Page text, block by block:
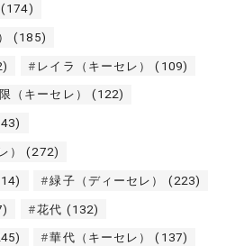
(174)
(185)
レイラ（キーセレ） (109)
（キーセレ） (122)
） (272)
緑子（ディーセレ） (223)
花代 (132)
華代（キーセレ） (137)